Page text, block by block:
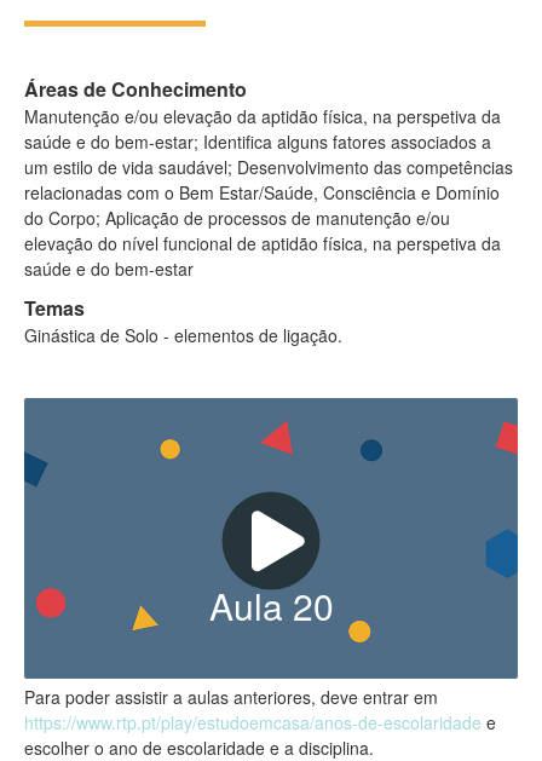
Áreas de Conhecimento
Manutenção e/ou elevação da aptidão física, na perspetiva da
saúde e do bem-estar; Identifica alguns fatores associados a
um estilo de vida saudável; Desenvolvimento das competências
relacionadas com o Bem Estar/Saúde, Consciência e Domínio
do Corpo; Aplicação de processos de manutenção e/ou
elevação do nível funcional de aptidão física, na perspetiva da
saúde e do bem-estar
Temas
Ginástica de Solo - elementos de ligação.
Aula20
Para poder assistir a aulas anteriores, deve entrar em
https://www.rtp.pt/play/estudoemcasa/anos-de-escolaridade e
escolher o ano de escolaridade e a disciplina.